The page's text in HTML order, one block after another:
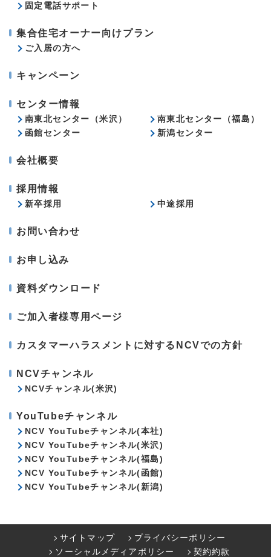
固定電話サポート
集合住宅オーナー向けプラン
ご入居の方へ
キャンペーン
センター情報
南東北センター（米沢）
南東北センター（福島）
函館センター
新潟センター
会社概要
採用情報
新卒採用 中途採用
お問い合わせ
お申し込み
資料ダウンロード
ご加入者様専用ページ
カスタマーハラスメントに対するNCVでの方針
NCVチャンネル
NCVチャンネル(米沢)
YouTubeチャンネル
NCV YouTubeチャンネル(本社)
NCV YouTubeチャンネル(米沢)
NCV YouTubeチャンネル(福島)
NCV YouTubeチャンネル(函館)
NCV YouTubeチャンネル(新潟)
サイトマップ
プライバシーポリシー
ソーシャルメディアポリシー
契約約款